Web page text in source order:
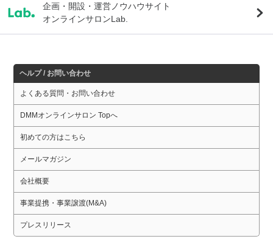
企画・開設・運営ノウハウサイト
オンラインサロンLab.
ヘルプ / お問い合わせ
よくある質問・お問い合わせ
DMMオンラインサロン Topへ
初めての方はこちら
メールマガジン
会社概要
事業提携・事業譲渡(M&A)
プレスリリース